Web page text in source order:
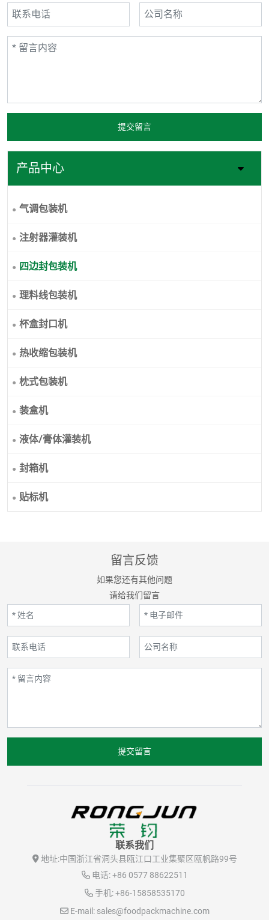
提交留言
产品中心
气调包装机
注射器灌装机
四边封包装机
理料线包装机
杯盒封口机
热收缩包装机
枕式包装机
装盒机
液体/膏体灌装机
封箱机
贴标机
留言反馈
如果您还有其他问题
请给我们留言
提交留言
联系我们
地址:中国浙江省洞头县瓯江口工业集聚区瓯帆路99号
电话: +86 0577 88622511
手机: +86-15858535170
E-mail: sales@foodpackmachine.com